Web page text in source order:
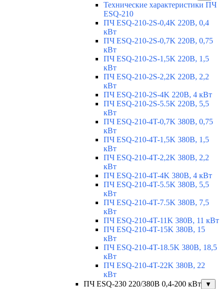
Технические характеристики ПЧ
ESQ-210
ПЧ ESQ-210-2S-0,4K 220В, 0,4
кВт
ПЧ ESQ-210-2S-0,7K 220В, 0,75
кВт
ПЧ ESQ-210-2S-1,5K 220В, 1,5
кВт
ПЧ ESQ-210-2S-2,2K 220В, 2,2
кВт
ПЧ ESQ-210-2S-4K 220В, 4 кВт
ПЧ ESQ-210-2S-5.5K 220В, 5,5
кВт
ПЧ ESQ-210-4T-0,7K 380В, 0,75
кВт
ПЧ ESQ-210-4T-1,5K 380В, 1,5
кВт
ПЧ ESQ-210-4T-2,2K 380В, 2,2
кВт
ПЧ ESQ-210-4T-4K 380В, 4 кВт
ПЧ ESQ-210-4T-5.5K 380В, 5,5
кВт
ПЧ ESQ-210-4T-7.5K 380В, 7,5
кВт
ПЧ ESQ-210-4T-11K 380В, 11 кВт
ПЧ ESQ-210-4T-15K 380В, 15
кВт
ПЧ ESQ-210-4T-18.5K 380В, 18,5
кВт
ПЧ ESQ-210-4T-22K 380В, 22
кВт
ПЧ ESQ-230 220/380В 0,4-200 кВт
▼